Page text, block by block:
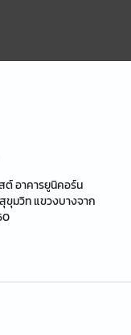
สต์ อาคารยูนิคอร์น
ขุมวิท แขวงบางจาก